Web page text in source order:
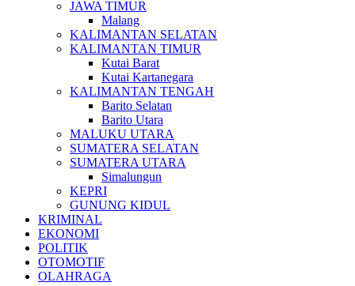
JAWA TIMUR
Malang
KALIMANTAN SELATAN
KALIMANTAN TIMUR
Kutai Barat
Kutai Kartanegara
KALIMANTAN TENGAH
Barito Selatan
Barito Utara
MALUKU UTARA
SUMATERA SELATAN
SUMATERA UTARA
Simalungun
KEPRI
GUNUNG KIDUL
KRIMINAL
EKONOMI
POLITIK
OTOMOTIF
OLAHRAGA